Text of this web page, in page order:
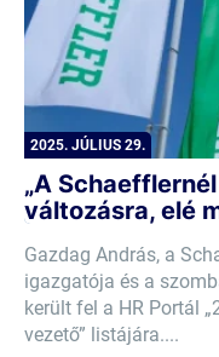
2025. JÚLIUS 29.
„A
változásra, elé
Gazdag András, a
igazgatója és a
került fel a HR Portál
vezető” listájára....